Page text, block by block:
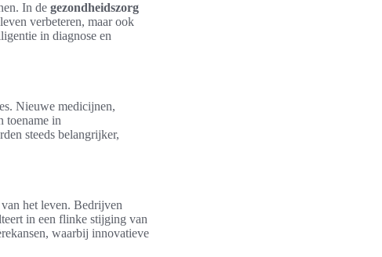
In de gezondheidszorg
verbeteren, maar ook
in diagnose en
Nieuwe medicijnen,
toename in
steeds belangrijker,
het leven. Bedrijven
in een flinke stijging van
waarbij innovatieve